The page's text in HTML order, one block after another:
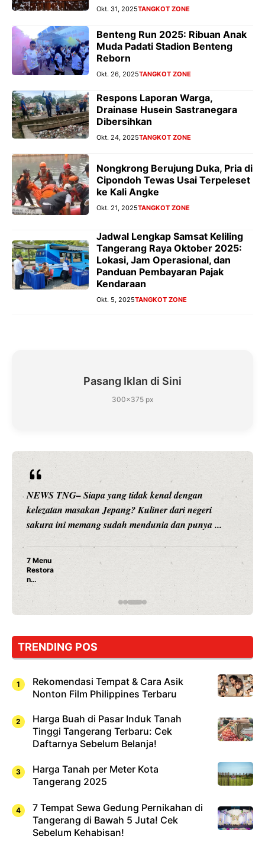
Okt. 31, 2025TANGKOT ZONE
Benteng Run 2025: Ribuan Anak
Muda Padati Stadion Benteng
Reborn
Okt. 26, 2025TANGKOT ZONE
Respons Laporan Warga,
Drainase Husein Sastranegara
Dibersihkan
Okt. 24, 2025TANGKOT ZONE
Nongkrong Berujung Duka, Pria di
Cipondoh Tewas Usai Terpeleset
ke Kali Angke
Okt. 21, 2025TANGKOT ZONE
Jadwal Lengkap Samsat Keliling
Tangerang Raya Oktober 2025:
Lokasi, Jam Operasional, dan
Panduan Pembayaran Pajak
Kendaraan
Okt. 5, 2025TANGKOT ZONE
Pasang Iklan di Sini
300×375 px
NEWS TNG– Siapa sangka, dua nama besar di dunia
hiburan, Nunung Srimulat dan Vicky Prasetyo, kini
merambah dunia kuliner dengan ...
Nunung Srimulat & Vicky Prasetyo Buka Restoran
Rahasia Mami Bikin Nagih!
TRENDING POS
Rekomendasi Tempat & Cara Asik
Nonton Film Philippines Terbaru
Harga Buah di Pasar Induk Tanah
Tinggi Tangerang Terbaru: Cek
Daftarnya Sebelum Belanja!
Harga Tanah per Meter Kota
Tangerang 2025
7 Tempat Sewa Gedung Pernikahan di
Tangerang di Bawah 5 Juta! Cek
Sebelum Kehabisan!